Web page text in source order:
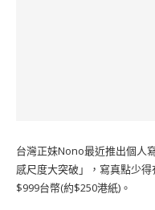
台灣正妹Nono最近推出個人
感尺度大突破」，寫真點少
$999台幣(約$250港紙)。